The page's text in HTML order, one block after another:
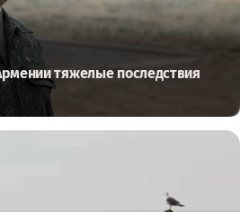
тяжелые последствия